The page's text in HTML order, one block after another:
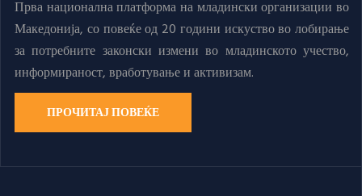
Прва национална платформа на младински организации во
Македонија, со повеќе од 20 години искуство во лобирање
за потребните законски измени во младинското учество,
информираност, вработување и активизам.
ПРОЧИТАЈ ПОВЕЌЕ